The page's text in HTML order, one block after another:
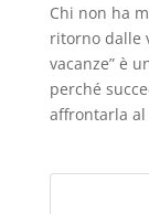
Chi non ha
ritorno dalle
vacanze” è
perché
affrontarla al